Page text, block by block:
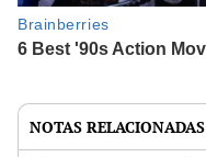
NOTAS RELACIONADAS